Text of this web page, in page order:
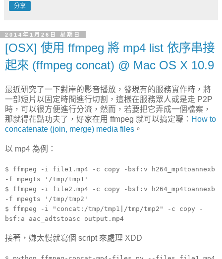
分享
2014年1月26日 星期日
[OSX] 使用 ffmpeg 將 mp4 list 依序串接
起來 (ffmpeg concat) @ Mac OS X 10.9
最近研究了一下對岸的影音播放，發現有的服務實作時，將
一部短片以固定時間進行切割，這樣在服務眾人或是走 P2P
時，可以很方便進行分流，然而，若要把它弄成一個檔案，
那就得花點功夫了，好家在用 ffmpeg 就可以搞定囉： How to
concatenate (join, merge) media files 。
以 mp4 為例：
$ ffmpeg -i file1.mp4 -c copy -bsf:v h264_mp4toannexb
-f mpegts '/tmp/tmp1'
$ ffmpeg -i file2.mp4 -c copy -bsf:v h264_mp4toannexb
-f mpegts '/tmp/tmp2'
$ ffmpeg -i "concat:/tmp/tmp1|/tmp/tmp2" -c copy -
bsf:a aac_adtstoasc output.mp4
接著，嫌太慢就寫個 script 來處理 XDD